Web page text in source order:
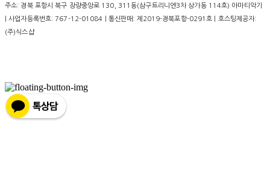
주소: 경북 포항시 북구 장량중앙로 130, 311동(삼구트리니엔3차 상가동 114호) 아마티악기
| 사업자등록번호:767-12-01084 | 통신판매: 제2019-경북포항-0291호 | 호스팅제공자:
(주)식스샵